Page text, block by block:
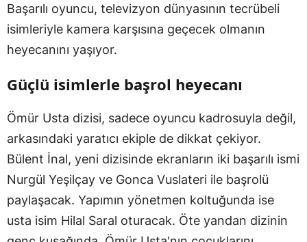
Başarılı oyuncu, televizyon dünyasının tecrübeli
isimleriyle kamera karşısına geçecek olmanın
heyecanını yaşıyor.
Güçlü isimlerle başrol heyecanı
Ömür Usta dizisi, sadece oyuncu kadrosuyla değil,
arkasındaki yaratıcı ekiple de dikkat çekiyor.
Bülent İnal, yeni dizisinde ekranların iki başarılı ismi
Nurgül Yeşilçay ve Gonca Vuslateri ile başrolü
paylaşacak. Yapımın yönetmen koltuğunda ise
usta isim Hilal Saral oturacak. Öte yandan dizinin